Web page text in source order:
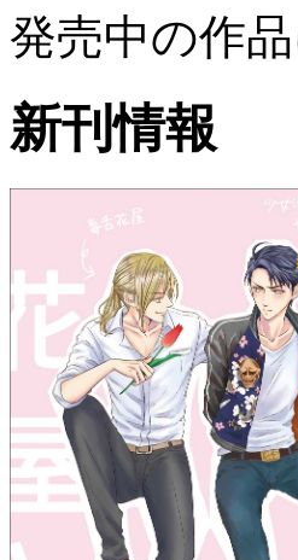
発売中の作
新刊情報